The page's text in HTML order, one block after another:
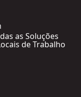
as Soluções
de Trabalho